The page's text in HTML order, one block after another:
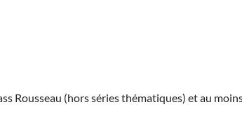
Rousseau (hors séries thématiques) et au